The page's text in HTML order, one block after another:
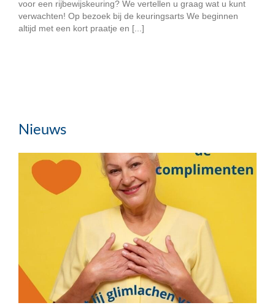
voor een rijbewijskeuring? We vertellen u graag wat u kunt
verwachten! Op bezoek bij de keuringsarts We beginnen
altijd met een kort praatje en [...]
Nieuws